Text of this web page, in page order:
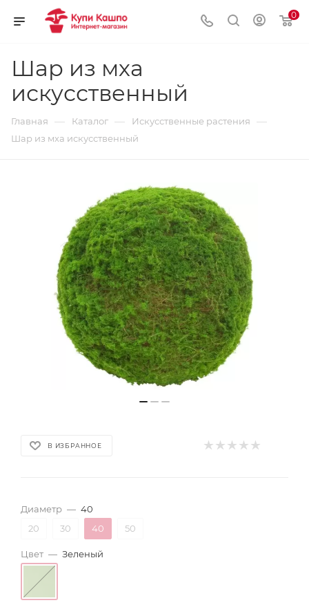
0
Шар из мха
искусственный
Главная — Каталог — Искусственные растения —
Шар из мха искусственный
В ИЗБРАННОЕ
Диаметр — 40
20
30 40 50
Цвет — Зеленый